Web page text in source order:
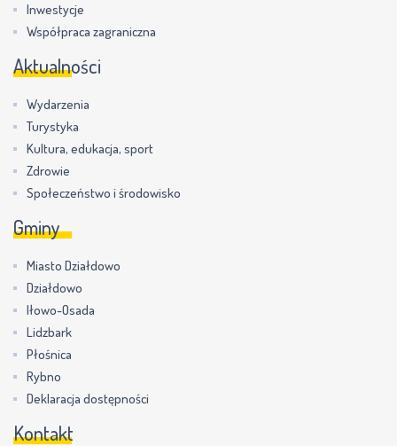
Inwestycje
Współpraca zagraniczna
Aktualności
Wydarzenia
Turystyka
Kultura, edukacja, sport
Zdrowie
Społeczeństwo i środowisko
Gminy
Miasto Działdowo
Działdowo
Iłowo-Osada
Lidzbark
Płośnica
Rybno
Deklaracja dostępności
Kontakt